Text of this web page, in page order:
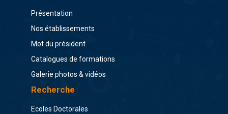
Présentation
Nos établissements
Mot du président
Catalogues de formations
Galerie photos & vidéos
Recherche
Ecoles Doctorales